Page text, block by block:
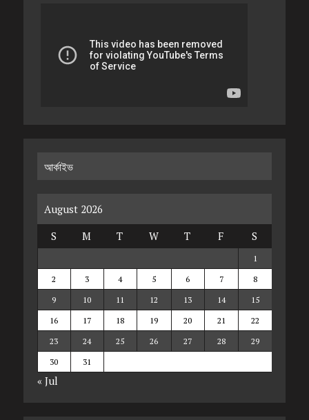
আর্কাইভ
August 2026
S
M T W T F S
1
2
3 4 5 6 7
8
9
10 11 12 13 14
15
16
17 18 19 20 21
22
23
24 25 26 27 28
29
30
31
« Jul